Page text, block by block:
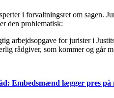
i forvaltningsret om sagen.
den problematisk:
arbejdsopgave for jurister i
rådgiver, som kommer og går
Embedsmænd lægger pres på